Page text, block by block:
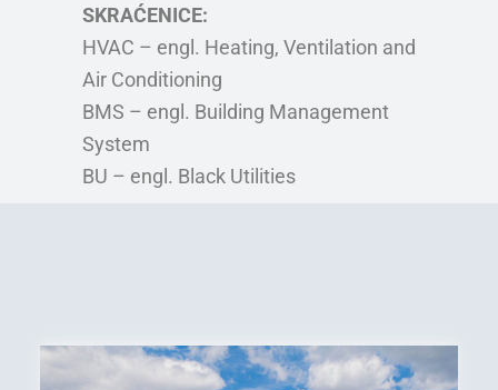
SKRAĆENICE:
HVAC – engl. Heating, Ventilation and
Air Conditioning
BMS – engl. Building Management
System
BU – engl. Black Utilities